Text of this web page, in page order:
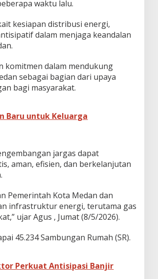
waktu lalu.
kesiapan distribusi energi,
dalam menjaga keandalan
komitmen dalam mendukung
sebagai bagian dari upaya
bagi masyarakat.
Baru untuk Keluarga
jargas dapat
aman, efisien, dan berkelanjutan
Pemerintah Kota Medan dan
infrastruktur energi, terutama gas
ujar Agus , Jumat (8/5/2026).
45.234 Sambungan Rumah (SR).
Perkuat Antisipasi Banjir